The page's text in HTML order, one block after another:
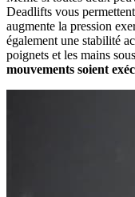
Deadlifts vous
augmente la pression
également une stabilité
poignets et les mains
mouvements soient